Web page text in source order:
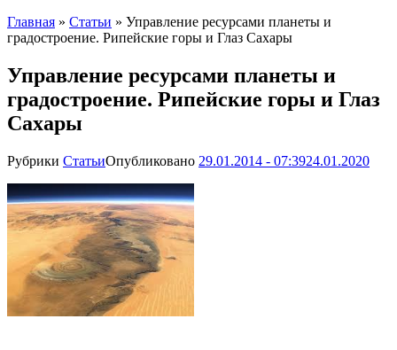
Главная » Статьи » Управление ресурсами планеты и
градостроение. Рипейские горы и Глаз Сахары
Управление ресурсами планеты и
градостроение. Рипейские горы и Глаз
Сахары
Рубрики СтатьиОпубликовано 29.01.2014 - 07:3924.01.2020